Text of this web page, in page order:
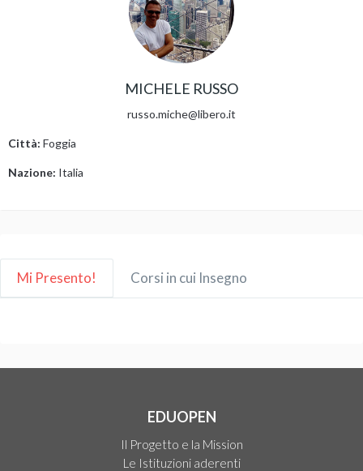
MICHELE RUSSO
russo.miche@libero.it
Città: Foggia
Nazione: Italia
Mi Presento! Corsi in cui Insegno
EDUOPEN
Il Progetto e la Mission
Le Istituzioni aderenti